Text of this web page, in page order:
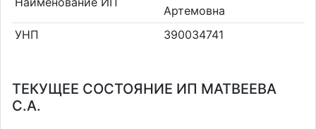
Артемовна
УНП
390034741
ТЕКУЩЕЕ СОСТОЯНИЕ ИП МАТВЕЕВА
С.А.